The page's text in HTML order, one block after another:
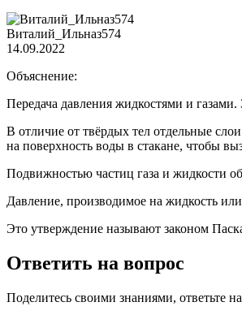
Виталий_Ильназ574
14.09.2022
Объяснение:
Передача давления жидкостями и газами.
В отличие от твёрдых тел отдельные
на поверхность воды в стакане, чтобы
Подвижностью частиц газа и жидкости
Давление, производимое на жидкость
Это утверждение называют законом
Ответить на вопрос
Поделитесь своими знаниями, ответьте